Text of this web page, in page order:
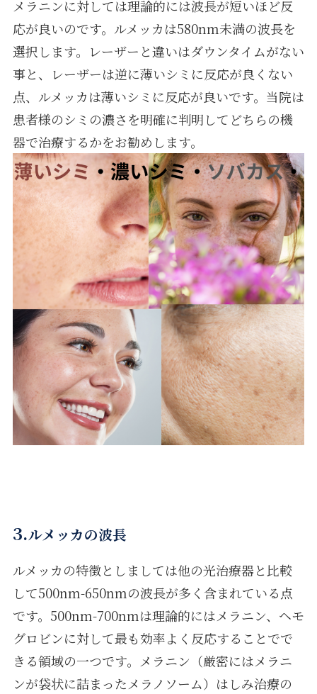
メラニンに対しては理論的には波長が短いほど反
応が良いのです。ルメッカは580nm未満の波長を
選択します。レーザーと違いはダウンタイムがない
事と、レーザーは逆に薄いシミに反応が良くない
点、ルメッカは薄いシミに反応が良いです。当院は
患者様のシミの濃さを明確に判明してどちらの機
器で治療するかをお勧めします。
3.ルメッカの波長
ルメッカの特徴としましては他の光治療器と比較
して500nm-650nmの波長が多く含まれている点
です。500nm-700nmは理論的にはメラニン、ヘモ
グロビンに対して最も効率よく反応することでで
きる領域の一つです。メラニン（厳密にはメラニ
ンが袋状に詰まったメラノソーム）はしみ治療の